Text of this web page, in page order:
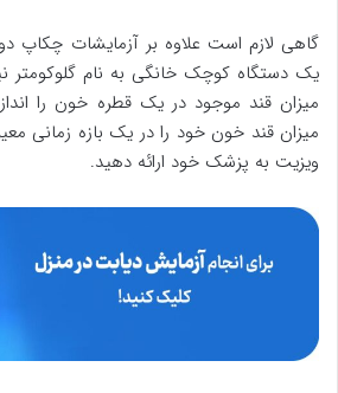
گاهی لازم است علاوه بر آزمایشات چکاپ
یک دستگاه کوچک خانگی به نام گلوکومتر
میزان قند موجود در یک قطره خون را
میزان قند خون خود را در یک بازه زمانی
ویزیت به پزشک خود ارائه دهید.